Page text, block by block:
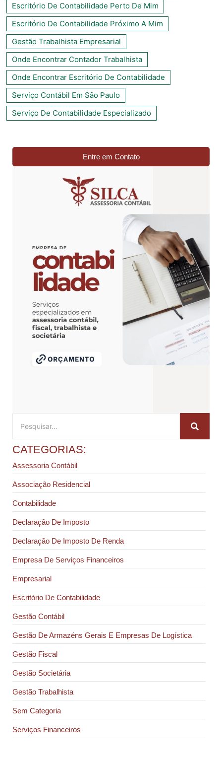
Escritório De Contabilidade Perto De Mim
Escritório De Contabilidade Próximo A Mim
Gestão Trabalhista Empresarial
Onde Encontrar Contador Trabalhista
Onde Encontrar Escritório De Contabilidade
Serviço Contábil Em São Paulo
Serviço De Contabilidade Especializado
Entre em Contato
CATEGORIAS:
Assessoria Contábil
Associação Residencial
Contabilidade
Declaração De Imposto
Declaração De Imposto De Renda
Empresa De Serviços Financeiros
Empresarial
Escritório De Contabilidade
Gestão Contábil
Gestão De Armazéns Gerais E Empresas De Logística
Gestão Fiscal
Gestão Societária
Gestão Trabalhista
Sem Categoria
Serviços Financeiros